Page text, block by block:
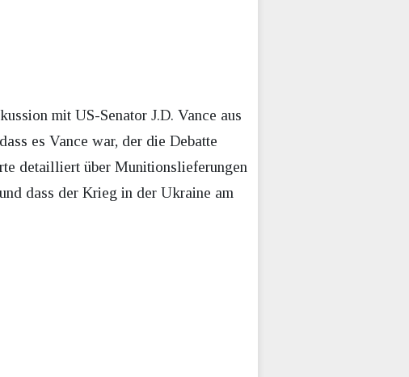
mit US-Senator J.D. Vance aus
es Vance war, der die Debatte
detailliert über Munitionslieferungen
dass der Krieg in der Ukraine am